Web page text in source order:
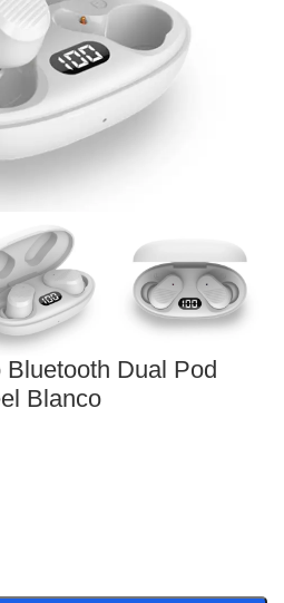
Dual Pod
Blanco